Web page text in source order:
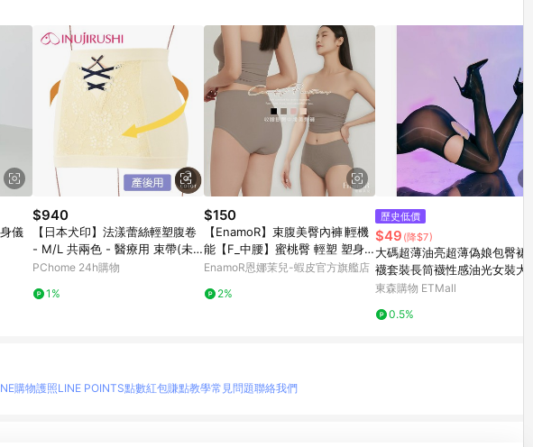
儀
$940
【日本犬印】法漾蕾絲輕塑腹卷
- M/L 共兩色 - 醫療用 束帶(未
滅菌)
PChome 24h購物
1%
$150
【EnamoR】束腹美臀內褲∣輕機
能【F_中腰】蜜桃臀 輕塑 塑身
提臀 收腹 無縫舒適 親膚不卡臀
EnamoR恩娜茉兒-蝦皮官方旗艦店
2%
歷史低價
$49 (降$7)
大碼超薄油亮超薄偽娘包臀裙絲
襪套裝長筒襪性感油光女裝大佬
裙子
東森購物 ETMall
0.5%
購物護照LINE POINTS點數紅包賺點教學常見問題聯絡我們